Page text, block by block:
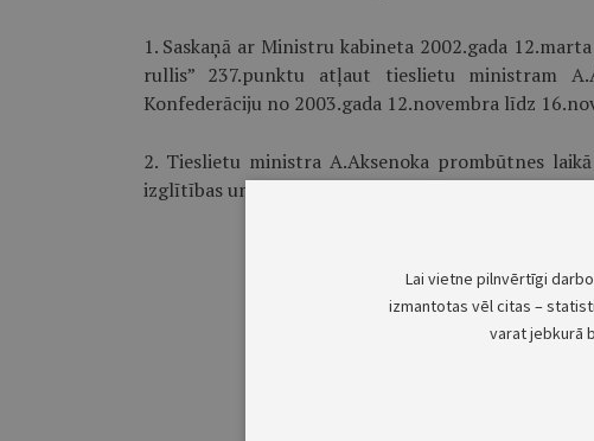
1. Saskaņā ar Ministru kabineta 2002.gada
rullis” 237.punktu atļaut tieslietu ministram
Konfederāciju no 2003.gada 12.novembra līdz
2. Tieslietu ministra A.Aksenoka prombūtnes
izglītības un zinātnes ministru K.Šadurski.
Lai vietne pilnvērtīgi
izmantotas vēl citas –
varat jebkurā